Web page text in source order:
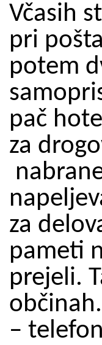
Včasih
pri
potem
pač
za
za
pameti
prejeli.
–